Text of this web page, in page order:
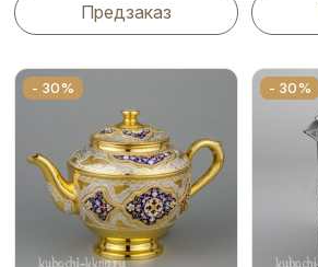
Предзаказ
- 30% - 30%